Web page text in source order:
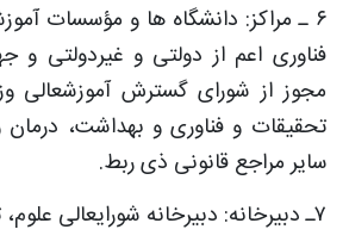
۶ ـ مراکز: دانشگاه­ ها و مؤسسات
فناوری اعم از دولتی و غیردولتی و
مجوز از شورای گسترش آموزش­عالی
تحقیقات و فناوری و بهداشت،
سایر مراجع قانونی ذی ربط.
۷ـ دبیرخانه: دبیرخانه شورای­عالی علوم، تحقیقات و فناوری .